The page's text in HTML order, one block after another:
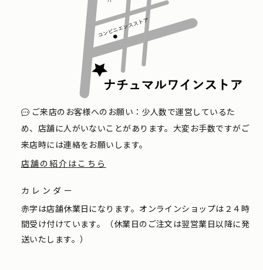
ご来店のお客様へのお願い：少人数で運営しているた
め、店舗に人がいないことがあります。大変お手数ですがご
来店時には連絡をお願いします。
店舗の紹介はこちら
カレンダー
赤字は店舗休業日になります。オンラインショップは２４時
間受け付けています。（休業日のご注文は翌営業日以降に発
送いたします。）